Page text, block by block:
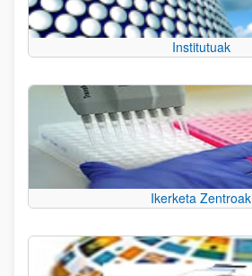
Institutuak
Ikerketa Zentroak